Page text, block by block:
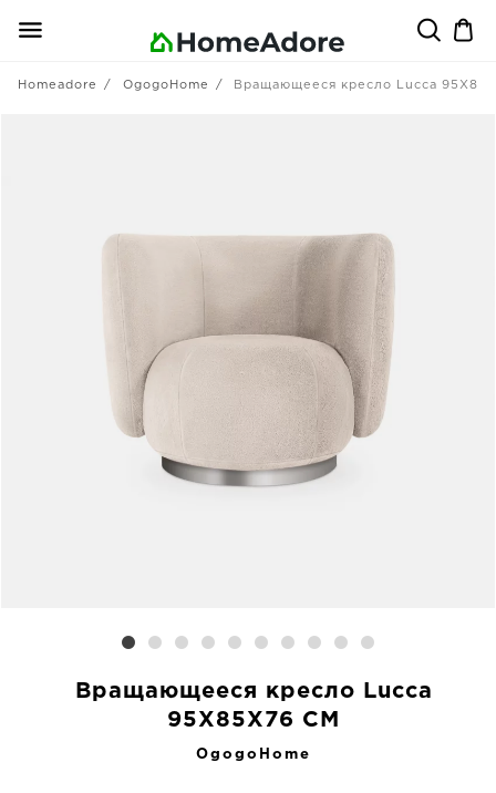
Homeadore OgogoHome Вращающееся кресло Lucca
Вращающееся кресло Lucca
95X85X76 CM
OgogoHome